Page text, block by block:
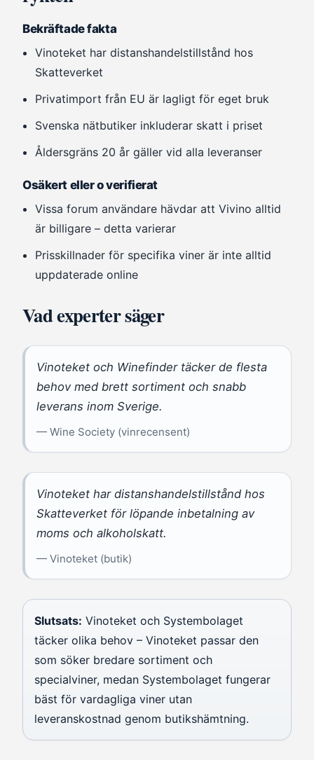
Bekräftade fakta
Vinoteket har distanshandelstillstånd hos
Skatteverket
Privatimport från EU är lagligt för eget bruk
Svenska nätbutiker inkluderar skatt i priset
Åldersgräns 20 år gäller vid alla leveranser
Osäkert eller o verifierat
Vissa forum användare hävdar att Vivino alltid
är billigare – detta varierar
Prisskillnader för specifika viner är inte alltid
uppdaterade online
Vad experter säger
Vinoteket och Winefinder täcker de flesta
behov med brett sortiment och snabb
leverans inom Sverige.
— Wine Society (vinrecensent)
Vinoteket har distanshandelstillstånd hos
Skatteverket för löpande inbetalning av
moms och alkoholskatt.
— Vinoteket (butik)
Slutsats: Vinoteket och Systembolaget
täcker olika behov – Vinoteket passar den
som söker bredare sortiment och
specialviner, medan Systembolaget fungerar
bäst för vardagliga viner utan
leveranskostnad genom butikshämtning.